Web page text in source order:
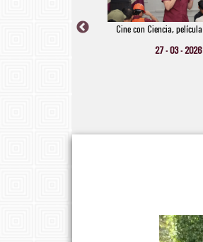
magistral Neurotalento en
Cine con Ciencia,
27 - 03 - 2026